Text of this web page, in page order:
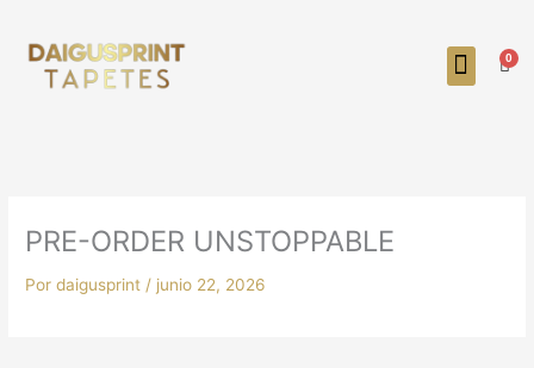
contenido
0
PRE-ORDER UNSTOPPABLE
Pordaigusprint/ junio 22, 2026